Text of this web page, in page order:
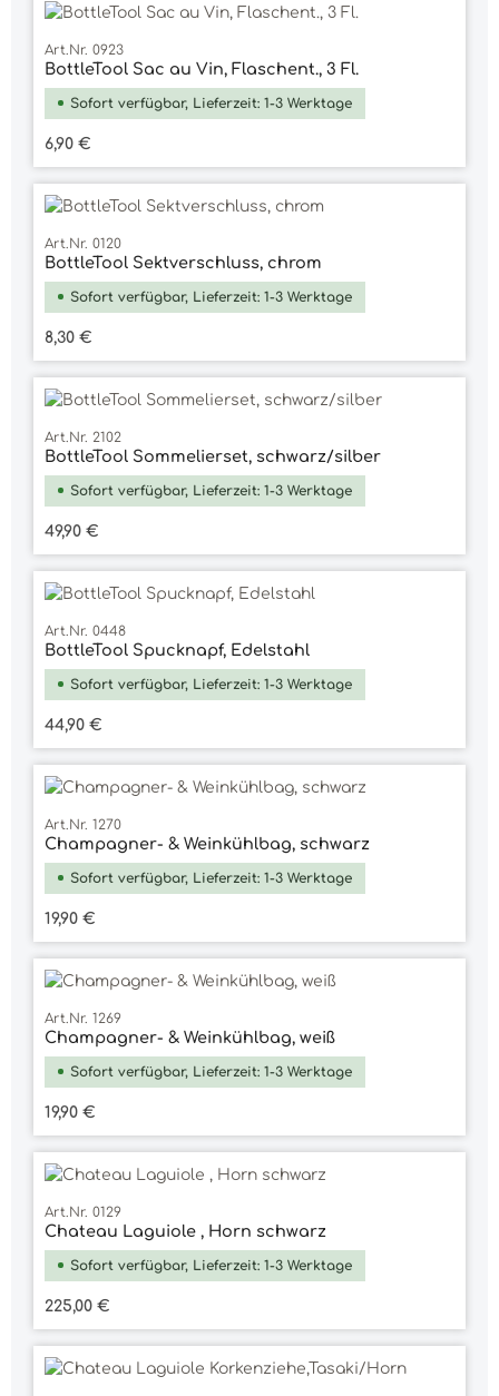
Art.Nr. 0923
BottleTool Sac au Vin, Flaschent., 3 Fl.
Sofort verfügbar, Lieferzeit: 1-3 Werktage
Regulärer Preis:
6,90 €
Art.Nr. 0120
BottleTool Sektverschluss, chrom
Sofort verfügbar, Lieferzeit: 1-3 Werktage
Regulärer Preis:
8,30 €
Art.Nr. 2102
BottleTool Sommelierset, schwarz/silber
Sofort verfügbar, Lieferzeit: 1-3 Werktage
Regulärer Preis:
49,90 €
Art.Nr. 0448
BottleTool Spucknapf, Edelstahl
Sofort verfügbar, Lieferzeit: 1-3 Werktage
Regulärer Preis:
44,90 €
Art.Nr. 1270
Champagner- & Weinkühlbag, schwarz
Sofort verfügbar, Lieferzeit: 1-3 Werktage
Regulärer Preis:
19,90 €
Art.Nr. 1269
Champagner- & Weinkühlbag, weiß
Sofort verfügbar, Lieferzeit: 1-3 Werktage
Regulärer Preis:
19,90 €
Art.Nr. 0129
Chateau Laguiole , Horn schwarz
Sofort verfügbar, Lieferzeit: 1-3 Werktage
Regulärer Preis:
225,00 €